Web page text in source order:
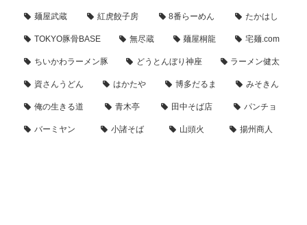
麺屋武蔵 紅虎餃子房 8番らーめん たかはし
TOKYO豚骨BASE 無尽蔵 麺屋桐龍 宅麺.com
ちいかわラーメン豚 どうとんぼり神座 ラーメン健太
資さんうどん はかたや 博多だるま みそきん
俺の生きる道 青木亭 田中そば店 パンチョ
バーミヤン 小諸そば 山頭火 揚州商人